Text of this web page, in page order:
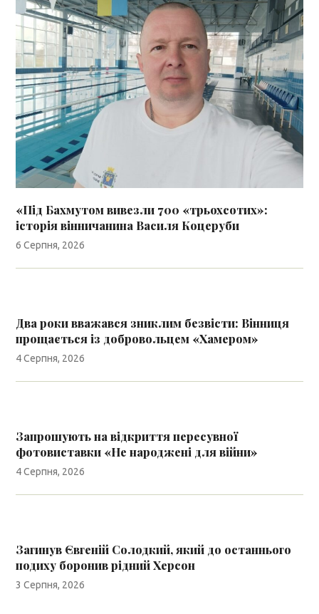
«Під Бахмутом вивезли 700 «трьохсотих»:
історія вінничанина Василя Коцеруби
6 Серпня, 2026
Два роки вважався зниклим безвісти: Вінниця
прощається із добровольцем «Хамером»
4 Серпня, 2026
Запрошують на відкриття пересувної
фотовиставки «Не народжені для війни»
4 Серпня, 2026
Загинув Євгеній Солодкий, який до останнього
подиху боронив рідний Херсон
3 Серпня, 2026